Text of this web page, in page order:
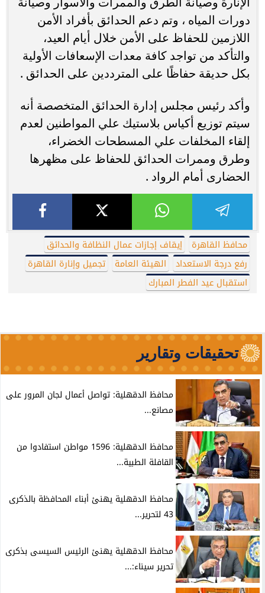
دورات المياه ، وتم دعم الحدائق بأفراد الأمن
اللازمين للحفاظ على الأمن خلال أيام العيد،
والتأكد من تواجد كافة معدات الإسعافات الأولية
بكل حديقة حفاظًا على المترددين على الحدائق .
وأكد رئيس مجلس إدارة الحدائق المتخصصة أنه
سيتم توزيع أكياس بلاستيك علي المواطنين لعدم
إلقاء المخلفات علي المسطحات الخضراء،
وطرق وممرات الحدائق للحفاظ على مظهرها
الحضارى أمام الرواد .
محافظ القاهرة
إيقاف إجازات عمال النظافة والحدائق
رفع درجة الاستعداد
الهيئة العامة
تجميل وإنارة القاهرة
استقبال عيد الفطر المبارك
تحقيقات وتقارير
محافظ الدقهلية: تواصل أعمال لجان المرور على
مصانع...
محافظ الدقهلية: 1596 مواطن استفادوا من
القافلة الطبية...
محافظ الدقهلية يهنئ أبناء المحافظة بالذكرى
43 لتحرير...
محافظ الدقهلية يهنئ الرئيس السيسى بذكرى
تحرير سيناء:...